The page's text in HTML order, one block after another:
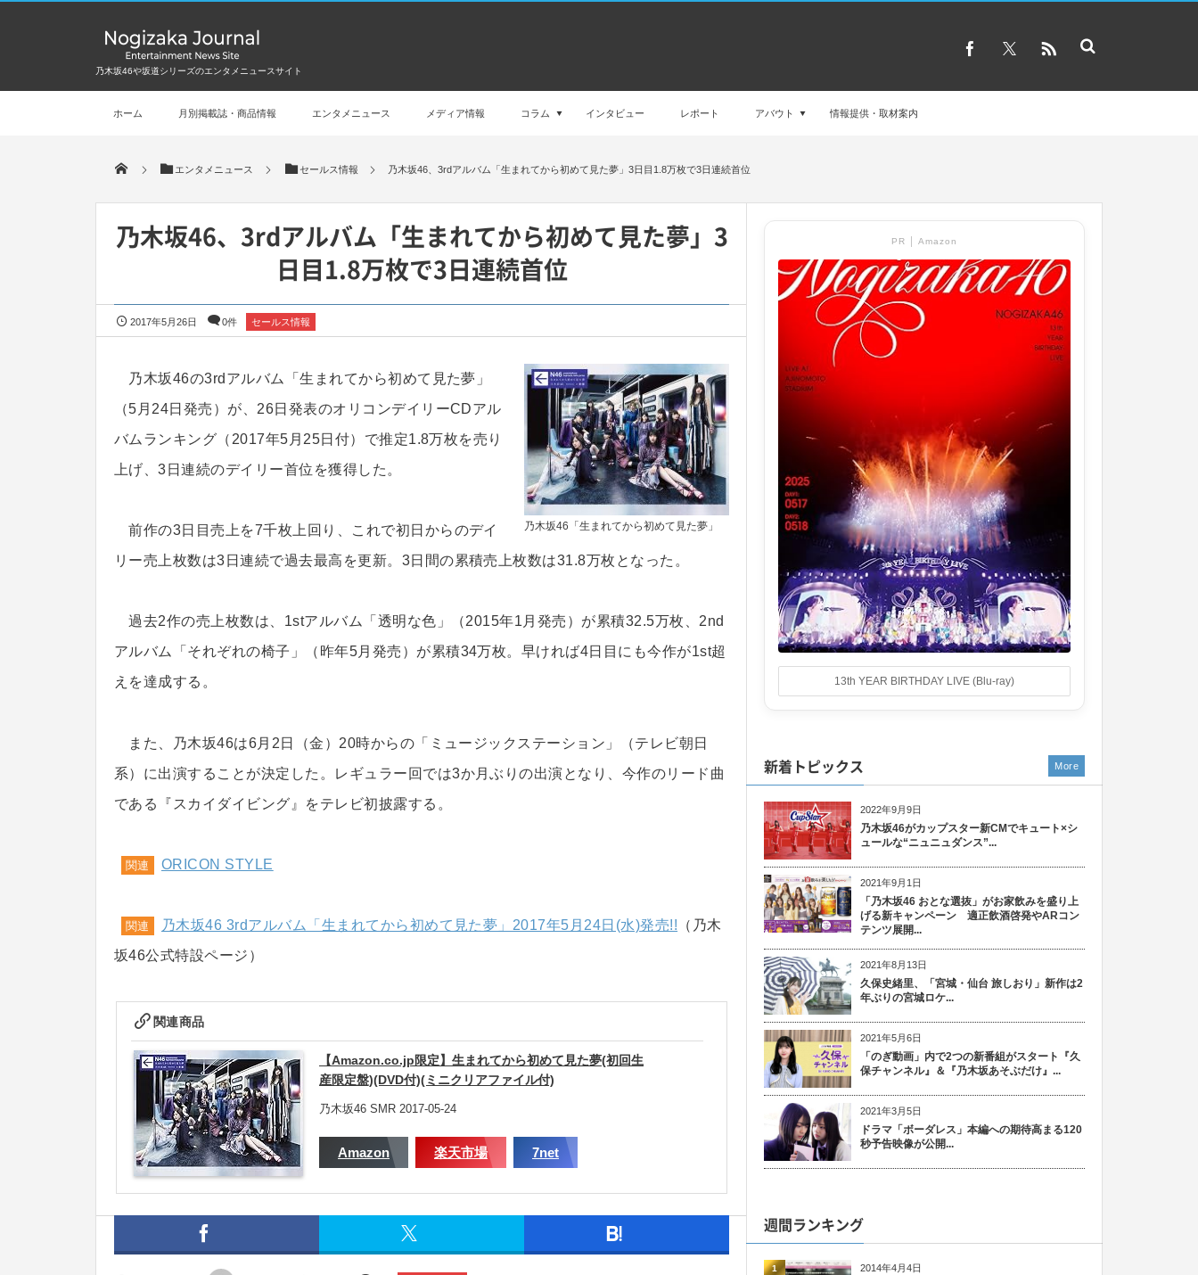
乃木坂46や坂道シリーズのエンタメニュースサイト
ホーム 月別掲載誌・商品情報 エンタメニュース メディア情報 コラム インタビュー レポート アバウト 情報提供・取材案内
エンタメニュース セールス情報 乃木坂46、3rdアルバム「生まれてから初めて見た夢」3日目1.8万枚で3日連続首位
乃木坂46、3rdアルバム「生まれてから初めて見た夢」3
日目1.8万枚で3日連続首位
2017年5月26日 0件 セールス情報
乃木坂46「生まれてから初めて見た夢」
乃木坂46の3rdアルバム「生まれてから初めて見た夢」
（5月24日発売）が、26日発表のオリコンデイリーCDアル
バムランキング（2017年5月25日付）で推定1.8万枚を売り
上げ、3日連続のデイリー首位を獲得した。
前作の3日目売上を7千枚上回り、これで初日からのデイ
リー売上枚数は3日連続で過去最高を更新。3日間の累積売上枚数は31.8万枚となった。
過去2作の売上枚数は、1stアルバム「透明な色」（2015年1月発売）が累積32.5万枚、2nd
アルバム「それぞれの椅子」（昨年5月発売）が累積34万枚。早ければ4日目にも今作が1st超
えを達成する。
また、乃木坂46は6月2日（金）20時からの「ミュージックステーション」（テレビ朝日
系）に出演することが決定した。レギュラー回では3か月ぶりの出演となり、今作のリード曲
である『スカイダイビング』をテレビ初披露する。
関連 ORICON STYLE
関連 乃木坂46 3rdアルバム「生まれてから初めて見た夢」2017年5月24日(水)発売!! （乃木
坂46公式特設ページ）
関連商品
【Amazon.co.jp限定】生まれてから初めて見た夢(初回生
産限定盤)(DVD付)(ミニクリアファイル付)
乃木坂46 SMR 2017-05-24
Amazon 楽天市場 7net
PR │ Amazon
13th YEAR BIRTHDAY LIVE (Blu-ray)
新着トピックス
2022年9月9日
乃木坂46がカップスター新CMでキュート×シ
ュールな“ニュニュダンス”...
2021年9月1日
「乃木坂46 おとな選抜」がお家飲みを盛り上
げる新キャンペーン 適正飲酒啓発やARコン
テンツ展開...
2021年8月13日
久保史緒里、「宮城・仙台 旅しおり」新作は2
年ぶりの宮城ロケ...
2021年5月6日
「のぎ動画」内で2つの新番組がスタート『久
保チャンネル』＆『乃木坂あそぶだけ』...
2021年3月5日
ドラマ「ボーダレス」本編への期待高まる120
秒予告映像が公開...
More
週間ランキング
2014年4月4日
1